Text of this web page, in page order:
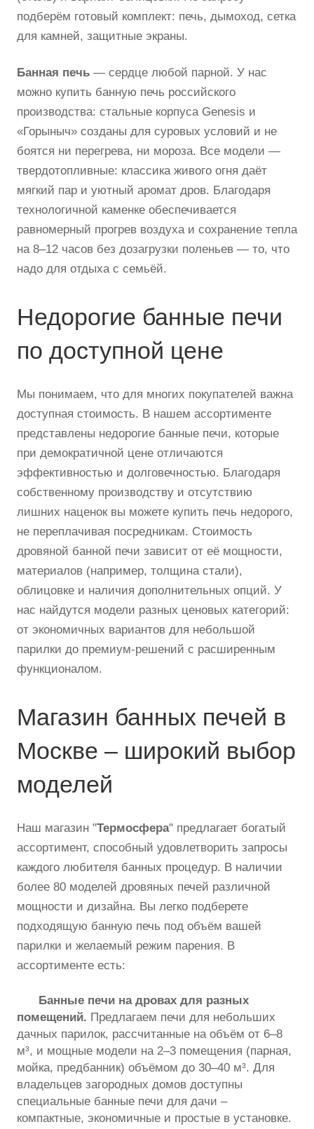
подберём готовый комплект: печь, дымоход, сетка
для камней, защитные экраны.
Банная печь — сердце любой парной. У нас
можно купить банную печь российского
производства: стальные корпуса Genesis и
«Горыныч» созданы для суровых условий и не
боятся ни перегрева, ни мороза. Все модели —
твердотопливные: классика живого огня даёт
мягкий пар и уютный аромат дров. Благодаря
технологичной каменке обеспечивается
равномерный прогрев воздуха и сохранение тепла
на 8–12 часов без дозагрузки поленьев — то, что
надо для отдыха с семьёй.
Недорогие банные печи
по доступной цене
Мы понимаем, что для многих покупателей важна
доступная стоимость. В нашем ассортименте
представлены недорогие банные печи, которые
при демократичной цене отличаются
эффективностью и долговечностью. Благодаря
собственному производству и отсутствию
лишних наценок вы можете купить печь недорого,
не переплачивая посредникам. Стоимость
дровяной банной печи зависит от её мощности,
материалов (например, толщина стали),
облицовке и наличия дополнительных опций. У
нас найдутся модели разных ценовых категорий:
от экономичных вариантов для небольшой
парилки до премиум-решений с расширенным
функционалом.
Магазин банных печей в
Москве – широкий выбор
моделей
Наш магазин "Термосфера" предлагает богатый
ассортимент, способный удовлетворить запросы
каждого любителя банных процедур. В наличии
более 80 моделей дровяных печей различной
мощности и дизайна. Вы легко подберете
подходящую банную печь под объём вашей
парилки и желаемый режим парения. В
ассортименте есть:
Банные печи на дровах для разных
помещений. Предлагаем печи для небольших
дачных парилок, рассчитанные на объём от 6–8
м³, и мощные модели на 2–3 помещения (парная,
мойка, предбанник) объёмом до 30–40 м³. Для
владельцев загородных домов доступны
специальные банные печи для дачи –
компактные, экономичные и простые в установке.